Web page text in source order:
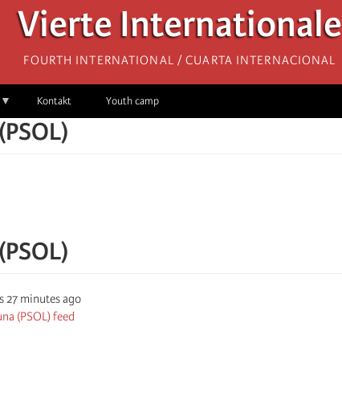
Vierte Internationale
Fourth International / Cuarta Internacional
Kontakt Youth camp
27 minutes ago
(PSOL) feed